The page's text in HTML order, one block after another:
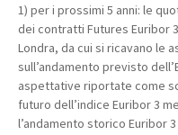
1) per i prossimi 5 anni: le
dei contratti Futures Euribor
Londra, da cui si ricavano le
sull’andamento previsto
aspettative riportate come
futuro dell’indice Euribor 3
l’andamento storico Euribor